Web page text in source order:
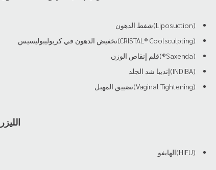
(Liposuction)شفط الدهون
(CRISTAL® Coolsculpting)تخفيض الدهون في كريوليبوليسيس
(Saxenda®)قلم إنقاص الوزن
(INDIBA)إنديبا شد الجلد
(Vaginal Tightening)تضييق المهبل
الليزر
(HIFU)الهايفو